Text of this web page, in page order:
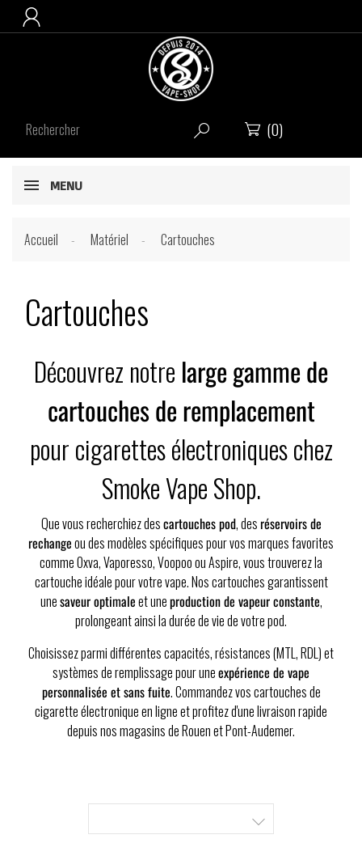

  (0)
MENU
Accueil Matériel Cartouches
Cartouches
Découvrez notre large gamme de
cartouches de remplacement
pour cigarettes électroniques chez
Smoke Vape Shop.
Que vous recherchiez descartouches pod, desréservoirs de
rechangeou des modèles spécifiques pour vos marques favorites
comme Oxva, Vaporesso, Voopoo ou Aspire, vous trouverez la
cartouche idéale pour votre vape. Nos cartouches garantissent
unesaveur optimaleet uneproduction de vapeur constante,
prolongeant ainsi la durée de vie de votre pod.
Choisissez parmi différentes capacités, résistances (MTL, RDL) et
systèmes de remplissage pour uneexpérience de vape
personnalisée et sans fuite. Commandez vos cartouches de
cigarette électronique en ligne et profitez d'une livraison rapide
depuis nos magasins de Rouen et Pont-Audemer.
